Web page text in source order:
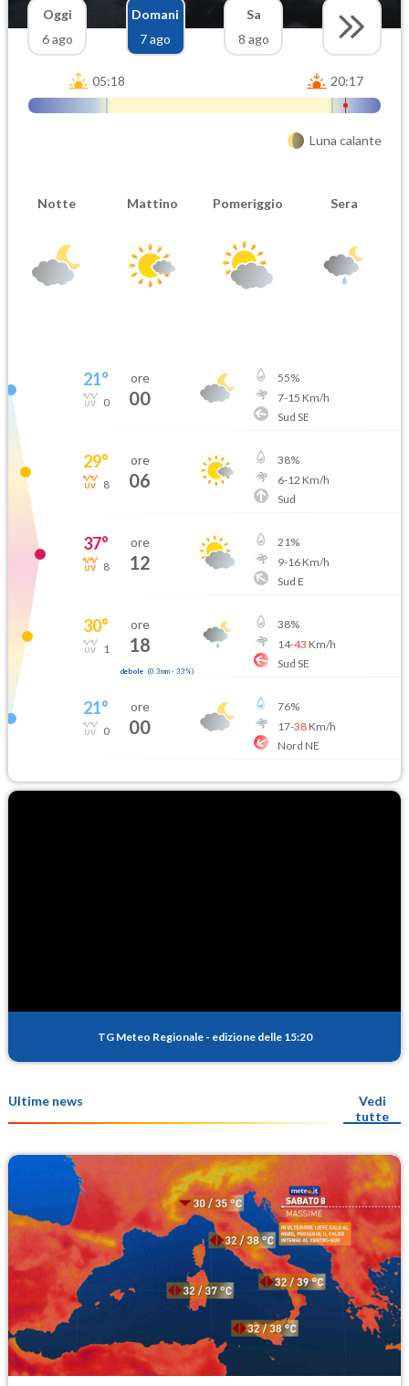
Oggi
6 ago
Domani
7 ago
Sa
8 ago
05:18 20:17
Luna calante
Notte Mattino Pomeriggio Sera
21°
0
ore
00
55%
7-15 Km/h
Sud SE
29°
8
ore
06
38%
6-12 Km/h
Sud
37°
8
ore
12
21%
9-16Km/h
Sud E
30°
1
ore
18
debole (0.3mm- 33 %)
38%
14-43 Km/h
Sud SE
21°
0
ore
00
76%
17-38Km/h
Nord NE
TG Meteo Regionale - edizione delle 15:20
Ultime news
Vedi
tutte